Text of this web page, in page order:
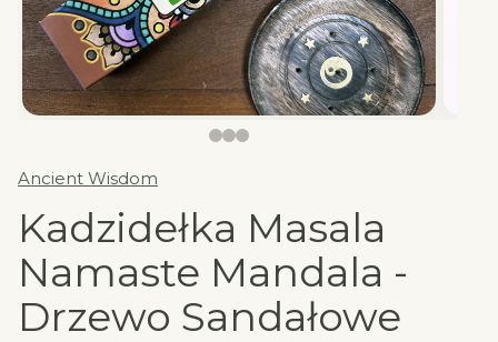
Ancient Wisdom
Kadzidełka Masala
Namaste Mandala -
Drzewo Sandałowe